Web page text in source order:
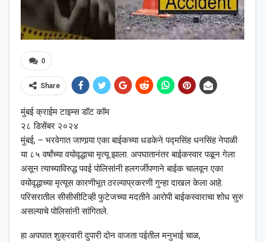
0
Share
मुंबई क्राईम टाइम्स डॉट कॉम
२८ डिसेंबर २०२४
मुंबई, – भरवेगात जाणार्‍या एका बाईकच्या धडकेने पद्मसिंह धनसिंह नेपाळी
या ८५ वर्षांच्या वयोवृद्धाचा मृत्यू झाला. अपघातानंतर बाईकस्वार पळून गेला
असून त्याच्याविरुद्ध पवई पोलिसांनी हलगर्जीपणाने बाईक चालवून एका
वयोवृद्धाच्या मृत्यूस कारणीभूत ठरल्याप्रकरणी गुन्हा दाखल केला आहे.
परिसरातील सीसीसीटिव्ही फुटेजच्या मदतीने आरोपी बाईकस्वाराचा शोध सुरु
असल्याचे पोलिसांनी सांगितले.
हा अपघात शुक्रवारी दुपारी दोन वाजता पईतील मनुभाई चाळ,